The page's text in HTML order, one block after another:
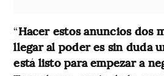
“Hacer estos anuncios dos
llegar al poder es sin duda
está listo para empezar a